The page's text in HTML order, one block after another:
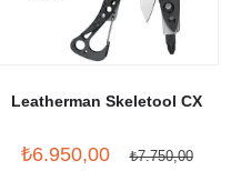
Leatherman Skeletool CX
₺6.950,00 ₺7.750,00